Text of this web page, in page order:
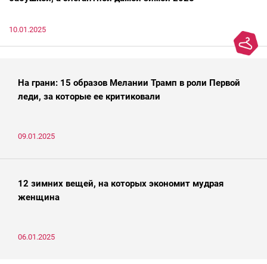
10.01.2025
На грани: 15 образов Мелании Трамп в роли Первой
леди, за которые ее критиковали
09.01.2025
12 зимних вещей, на которых экономит мудрая
женщина
06.01.2025